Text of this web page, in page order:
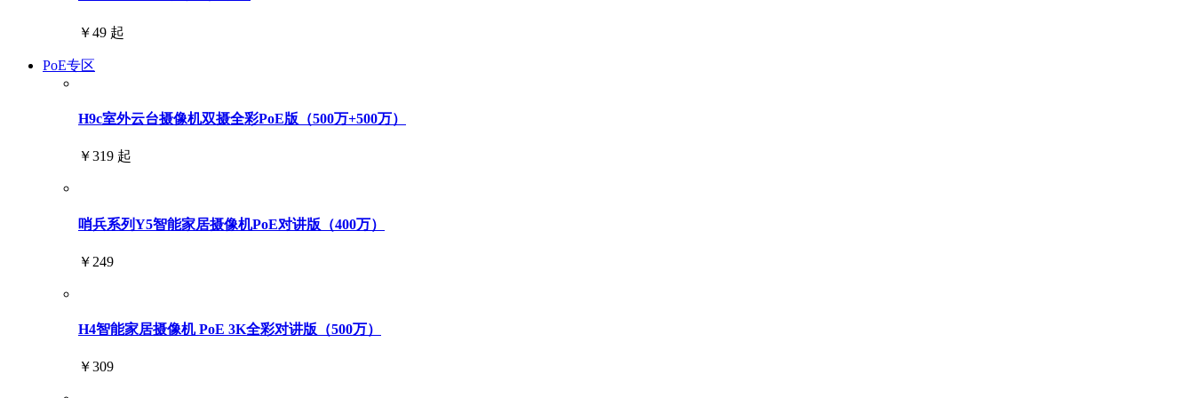
￥49 起
PoE专区
H9c室外云台摄像机双摄全彩PoE版（500万+500万）
￥319 起
哨兵系列Y5智能家居摄像机PoE对讲版（400万）
￥249
H4智能家居摄像机 PoE 3K全彩对讲版（500万）
￥309